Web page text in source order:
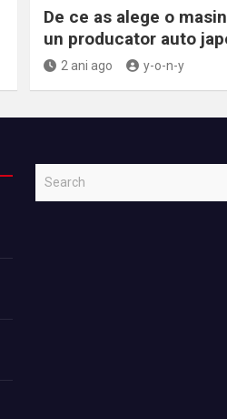
De ce as alege o
un producator auto
2 ani ago y-o-n-y